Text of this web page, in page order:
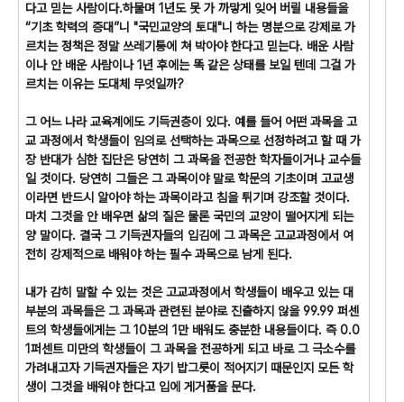
다고 믿는 사람이다.하물며 1년도 못 가 까맣게 잊어 버릴 내용들을
“기초 학력의 증대”니 "국민교양의 토대"니 하는 명분으로 강제로 가
르치는 정책은 정말 쓰레기통에 쳐 박아야 한다고 믿는다. 배운 사람
이나 안 배운 사람이나 1년 후에는 똑 같은 상태를 보일 텐데 그걸 가
르치는 이유는 도대체 무엇일까?
그 어느 나라 교육계에도 기득권층이 있다. 예를 들어 어떤 과목을 고
교 과정에서 학생들이 임의로 선택하는 과목으로 선정하려고 할 때 가
장 반대가 심한 집단은 당연히 그 과목을 전공한 학자들이거나 교수들
일 것이다. 당연히 그들은 그 과목이야 말로 학문의 기초이며 고교생
이라면 반드시 알아야 하는 과목이라고 침을 튀기며 강조할 것이다.
마치 그것을 안 배우면 삶의 질은 물론 국민의 교양이 떨어지게 되는
양 말이다. 결국 그 기득권자들의 입김에 그 과목은 고교과정에서 여
전히 강제적으로 배워야 하는 필수 과목으로 남게 된다.
내가 감히 말할 수 있는 것은 고교과정에서 학생들이 배우고 있는 대
부분의 과목들은 그 과목과 관련된 분야로 진출하지 않을 99.99 퍼센
트의 학생들에게는 그 10분의 1만 배워도 충분한 내용들이다. 즉 0.0
1퍼센트 미만의 학생들이 그 과목을 전공하게 되고 바로 그 극소수를
가려내고자 기득권자들은 자기 밥그릇이 적어지기 때문인지 모든 학
생이 그것을 배워야 한다고 입에 게거품을 문다.